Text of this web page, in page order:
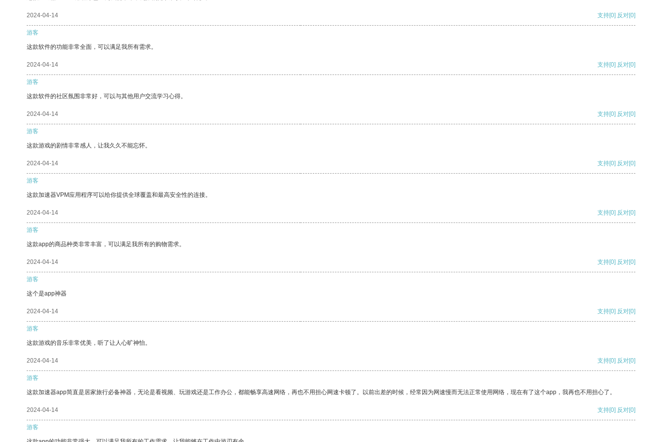
2024-04-14 支持[0] 反对[0]
游客
这款软件的功能非常全面，可以满足我所有需求。
2024-04-14 支持[0] 反对[0]
游客
这款软件的社区氛围非常好，可以与其他用户交流学习心得。
2024-04-14 支持[0] 反对[0]
游客
这款游戏的剧情非常感人，让我久久不能忘怀。
2024-04-14 支持[0] 反对[0]
游客
这款加速器VPM应用程序可以给你提供全球覆盖和最高安全性的连接。
2024-04-14 支持[0] 反对[0]
游客
这款app的商品种类非常丰富，可以满足我所有的购物需求。
2024-04-14 支持[0] 反对[0]
游客
这个是app神器
2024-04-14 支持[0] 反对[0]
游客
这款游戏的音乐非常优美，听了让人心旷神怡。
2024-04-14 支持[0] 反对[0]
游客
这款加速器app简直是居家旅行必备神器，无论是看视频、玩游戏还是工作办公，都能畅享高速网络，再也不用担心网速卡顿了。以前出差的时候，经常因为网速慢而无法正常使用网络，现在有了这个app，我再也不用担心了。
2024-04-14 支持[0] 反对[0]
游客